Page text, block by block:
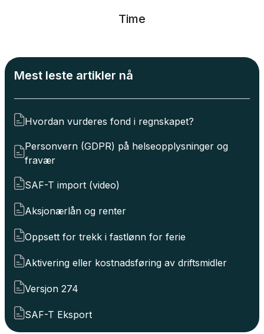
Time
Mest leste artikler nå
Hvordan vurderes fond i regnskapet?
Personvern (GDPR) på helseopplysninger og
fravær
SAF-T import (video)
Aksjonærlån og renter
Oppsett for trekk i fastlønn for ferie
Aktivering eller kostnadsføring av driftsmidler
Versjon 274
SAF-T Eksport